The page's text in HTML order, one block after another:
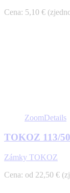
Cena: 5,10 €
ZoomDetails
TOKOZ 113/
Zámky TOKOZ
Cena: od 22,50 €